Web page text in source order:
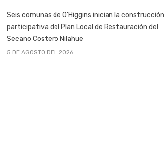
Seis comunas de O’Higgins inician la construcción
participativa del Plan Local de Restauración del
Secano Costero Nilahue
5 DE AGOSTO DEL 2026